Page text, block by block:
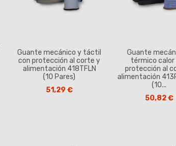
Guante mecánico y táctil
con protección al corte y
alimentación 418TFLN
(10 Pares)
51,29 €
Guante
térmico calor
protección al
alimentación
(10...
50,82 €